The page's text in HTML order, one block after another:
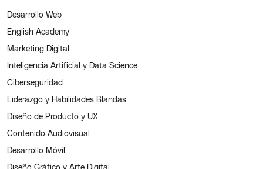
Desarrollo Web
English Academy
Marketing Digital
Inteligencia Artificial y Data Science
Ciberseguridad
Liderazgo y Habilidades Blandas
Diseño de Producto y UX
Contenido Audiovisual
Desarrollo Móvil
Diseño Gráfico y Arte Digital